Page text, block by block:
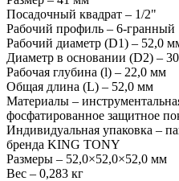
Посадочный квадрат – 1/2"
Рабочий профиль – 6-гранный
Рабочий диаметр (D1) – 52,0
Диаметр в основании (D2) –
Рабочая глубина (l) – 22,0 мм
Общая длина (L) – 52,0 мм
Материалы –
фосфатированное защитное
Индивидуальная упаковка –
бренда KING TONY
Размеры – 52,0×52,0×52,0 мм
Вес – 0,283 кг